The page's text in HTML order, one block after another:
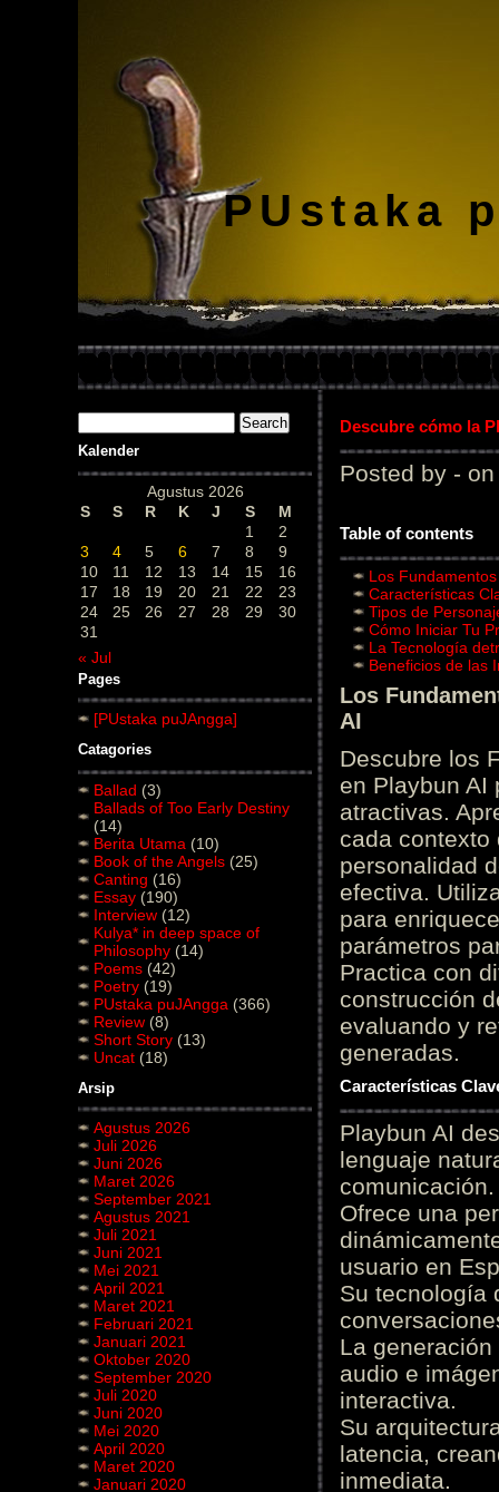
PUstaka
Kalender
Agustus 2026
S
S R K J S
M
1
2
3
4 5 6 7 8
9
10
11 12 13 14 15
16
17
18 19 20 21 22
23
24
25 26 27 28 29
30
31
« Jul
Pages
[PUstaka puJAngga]
Catagories
Ballad (3)
Ballads of Too Early Destiny
(14)
Berita Utama (10)
Book of the Angels (25)
Canting (16)
Essay (190)
Interview (12)
Kulya* in deep space of
Philosophy (14)
Poems (42)
Poetry (19)
PUstaka puJAngga (366)
Review (8)
Short Story (13)
Uncat (18)
Arsip
Agustus 2026
Juli 2026
Juni 2026
Maret 2026
September 2021
Agustus 2021
Juli 2021
Juni 2021
Mei 2021
April 2021
Maret 2021
Februari 2021
Januari 2021
Oktober 2020
September 2020
Juli 2020
Juni 2020
Mei 2020
April 2020
Maret 2020
Januari 2020
Descubre cómo la
Posted by - on
Table of contents
Los
Características
Tipos de
Cómo Iniciar Tu
La Tecnología
Beneficios de las
Los
AI
Descubre los
en Playbun AI
atractivas.
cada contexto
personalidad
efectiva.
para
parámetros
Practica con
construcción
evaluando y
generadas.
Características
Playbun AI
lenguaje
comunicación.
Ofrece una
usuario en
Su tecnología
La
audio e
interactiva.
Su
latencia,
inmediata.